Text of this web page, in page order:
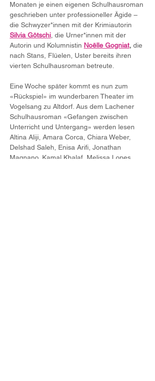
Monaten je einen eigenen Schulhausroman
geschrieben unter professioneller Ägide –
die Schwyzer*innen mit der Krimiautorin
Silvia Götschi , die Urner*innen mit der
Autorin und Kolumnistin Noëlle Gogniat, die
nach Stans, Flüelen, Uster bereits ihren
vierten Schulhausroman betreute.
Eine Woche später kommt es nun zum
«Rückspiel» im wunderbaren Theater im
Vogelsang zu Altdorf. Aus dem Lachener
Schulhausroman «Gefangen zwischen
Unterricht und Untergang» werden lesen
Altina Aliji, Amara Corca, Chiara Weber,
Delshad Saleh, Enisa Arifi, Jonathan
Magnano, Kamal Khalaf, Melissa Lopes